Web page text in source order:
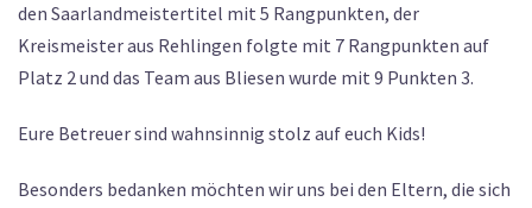
den Saarlandmeistertitel mit 5 Rangpunkten, der
Kreismeister aus Rehlingen folgte mit 7 Rangpunkten auf
Platz 2 und das Team aus Bliesen wurde mit 9 Punkten 3.
Eure Betreuer sind wahnsinnig stolz auf euch Kids!
Besonders bedanken möchten wir uns bei den Eltern, die sich